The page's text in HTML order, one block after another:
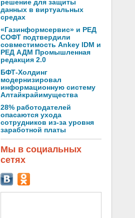
решение для защиты
данных в виртуальных
средах
«Газинформсервис» и РЕД
СОФТ подтвердили
совместимость Ankey IDM и
РЕД АДМ Промышленная
редакция 2.0
БФТ-Холдинг
модернизировал
информационную систему
Алтайкрайимущества
28% работодателей
опасаются ухода
сотрудников из-за уровня
заработной платы
Мы в социальных
сетях